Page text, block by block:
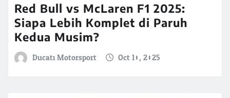
Red Bull vs McLaren F1 2025:
Siapa Lebih Komplet di Paruh
Kedua Musim?
Ducati Motorsport Oct 10, 2025